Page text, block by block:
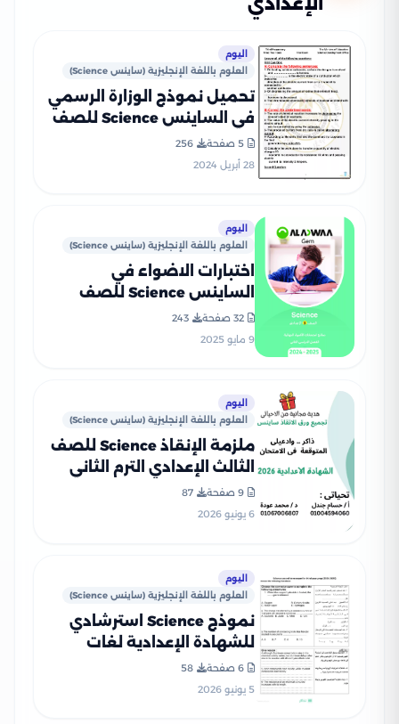
اليوم
العلوم باللغة الإنجليزية (ساينس Science)
تحميل نموذج الوزارة الرسمي
في الساينس Science للصف
الثالث الإعدادي الفصل
الدراسي الثاني 2024
5 صفحة
256
28 أبريل 2024
اليوم
العلوم باللغة الإنجليزية (ساينس Science)
اختبارات الاضواء في
الساينس Science للصف
الثالث الإعدادي الترم الثاني
32 صفحة
243
9 مايو 2025
اليوم
العلوم باللغة الإنجليزية (ساينس Science)
ملزمة الإنقاذ Science للصف
الثالث الإعدادي الترم الثاني
بأسئلة مجابة
9 صفحة
87
6 يونيو 2026
اليوم
العلوم باللغة الإنجليزية (ساينس Science)
نموذج Science استرشادي
للشهادة الإعدادية لغات
محافظة الفيوم ترم ثاني
2026 PDF
6 صفحة
58
5 يونيو 2026